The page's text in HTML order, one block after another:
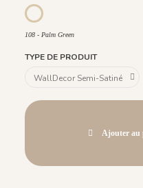
108 - Palm Green
108 - Palm Green
TYPE DE PRODUIT
Ajouter au